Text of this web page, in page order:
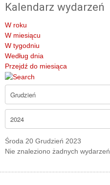
Kalendarz wydarzeń
W roku
W miesiącu
W tygodniu
Według dnia
Przejdź do miesiąca
Środa 20 Grudzień 2023
Nie znaleziono żadnych wydarzeń